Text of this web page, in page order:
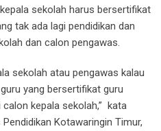
sekolah harus bersertifikat
tak ada lagi pendidikan dan
dan calon pengawas.
sekolah atau pengawas kalau
yang bersertifikat guru
kepala sekolah,” kata
Kotawaringin Timur,